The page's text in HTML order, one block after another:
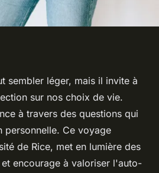
: êtes-vous prêt
innocence ?
de lecture
sembler léger, mais il invite à
sur nos choix de vie.
à travers des questions qui
personnelle. Ce voyage
de Rice, met en lumière des
encourage à valoriser l'auto-